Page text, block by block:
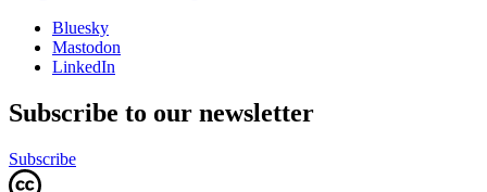
Bluesky
Mastodon
LinkedIn
Subscribe to our newsletter
Subscribe